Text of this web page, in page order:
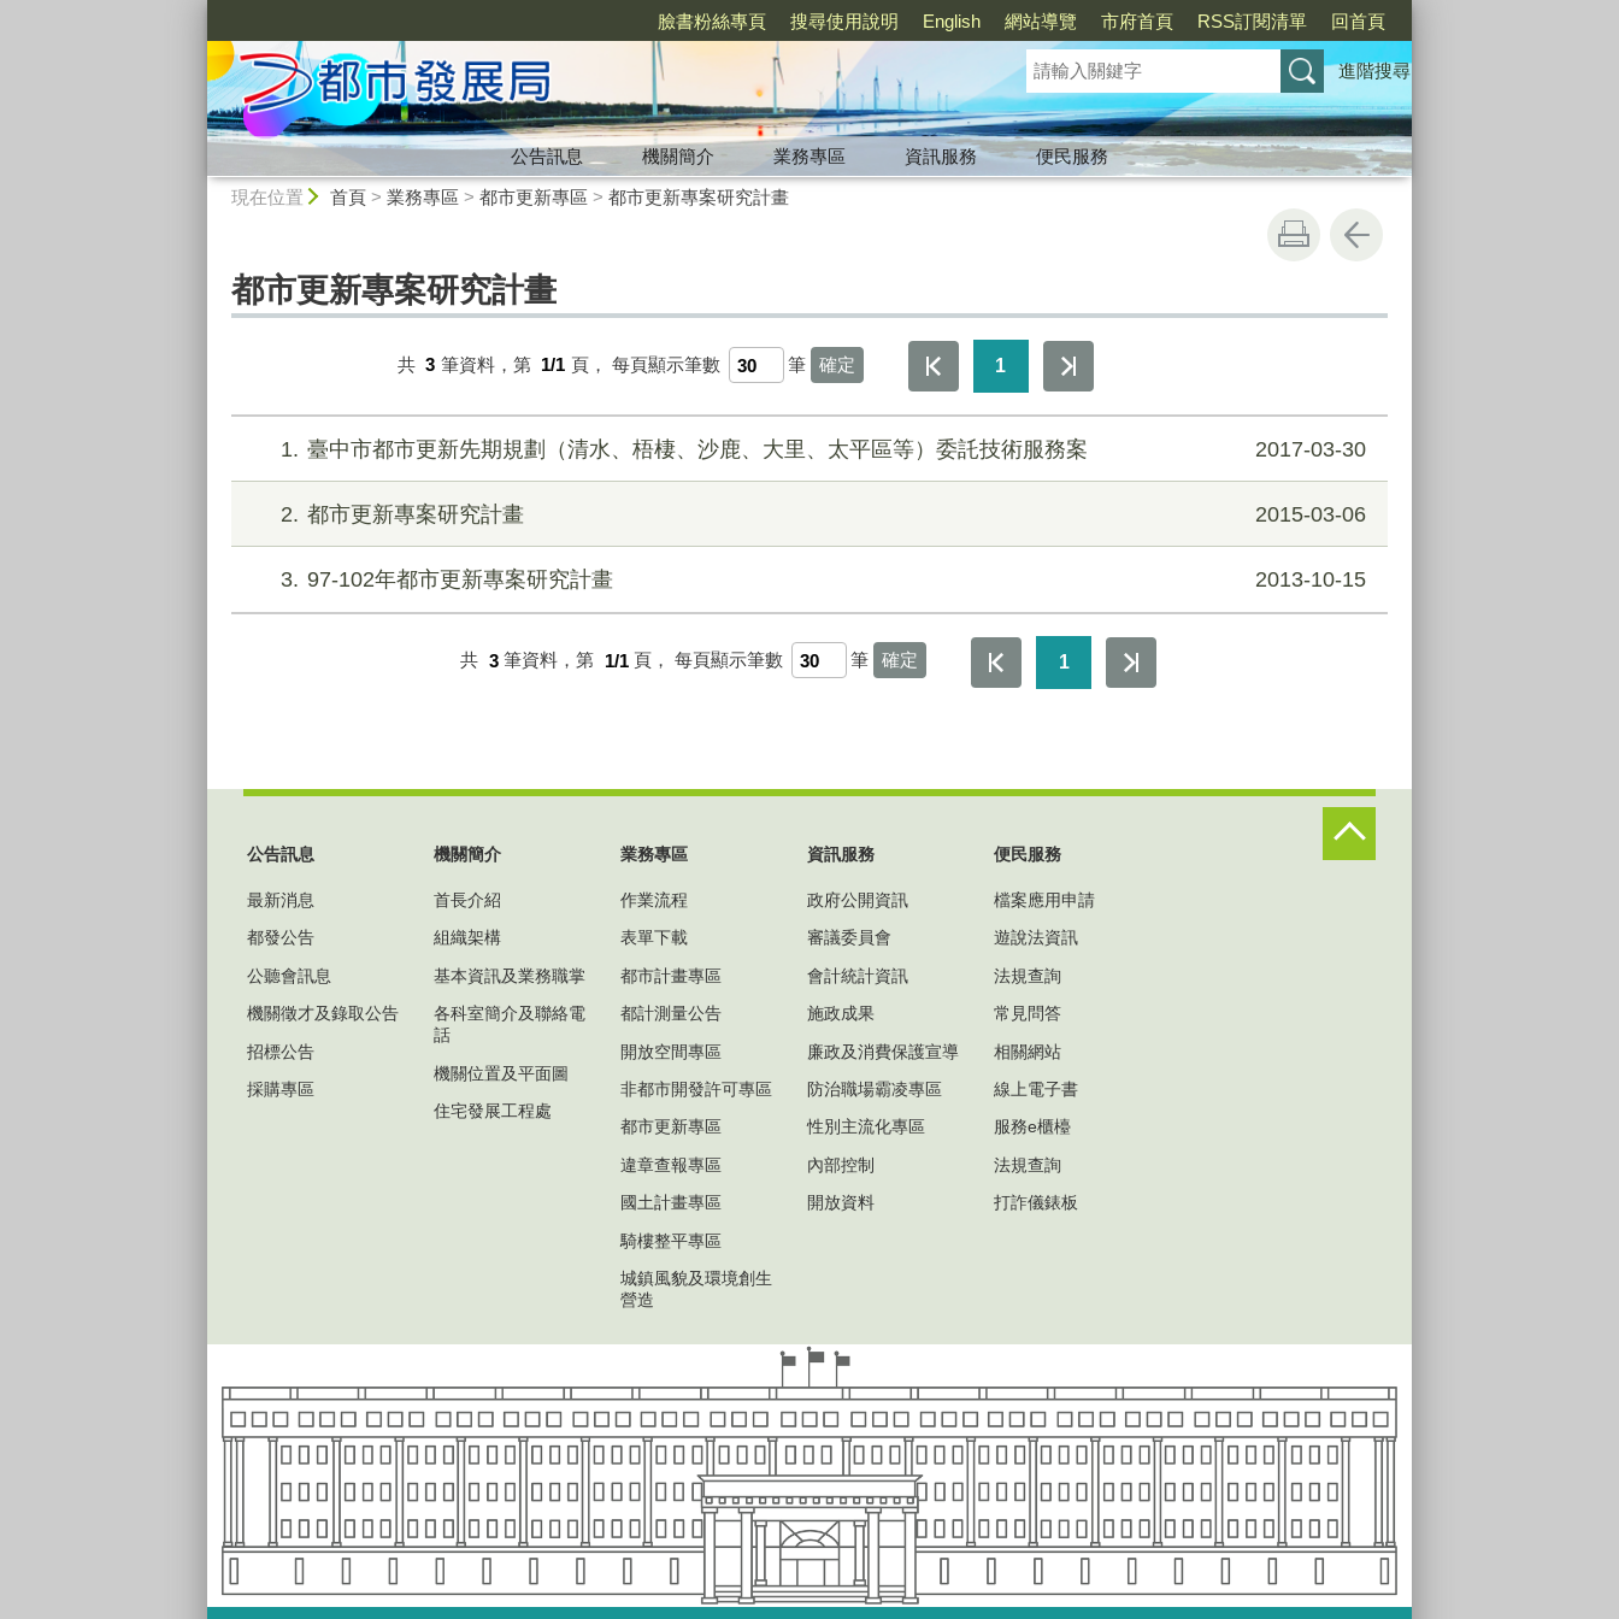
臉書粉絲專頁 搜尋使用說明 English 網站導覽 市府首頁 RSS訂閱清單 回首頁
進階搜尋
公告訊息 機關簡介 業務專區 資訊服務
便民服務
現在位置 首頁> 業務專區 > 都市更新專區 > 都市更新專案研究計畫
都市更新專案研究計畫
共 3 筆資料，第 1/1 頁， 每頁顯示筆數 筆 1
1 臺中市都市更新先期規劃（清水、梧棲、沙鹿、大里、太平區等）委託技術服務案 2017-03-30
2 都市更新專案研究計畫 2015-03-06
3 97-102年都市更新專案研究計畫 2013-10-15
共 3 筆資料，第 1/1 頁， 每頁顯示筆數 筆 1
公告訊息
最新消息
都發公告
公聽會訊息
機關徵才及錄取公告
招標公告
採購專區
機關簡介
首長介紹
組織架構
基本資訊及業務職掌
各科室簡介及聯絡電
話
機關位置及平面圖
住宅發展工程處
業務專區
作業流程
表單下載
都市計畫專區
都計測量公告
開放空間專區
非都市開發許可專區
都市更新專區
違章查報專區
國土計畫專區
騎樓整平專區
城鎮風貌及環境創生
營造
資訊服務
政府公開資訊
審議委員會
會計統計資訊
施政成果
廉政及消費保護宣導
防治職場霸凌專區
性別主流化專區
內部控制
開放資料
便民服務
檔案應用申請
遊說法資訊
法規查詢
常見問答
相關網站
線上電子書
服務e櫃檯
法規查詢
打詐儀錶板